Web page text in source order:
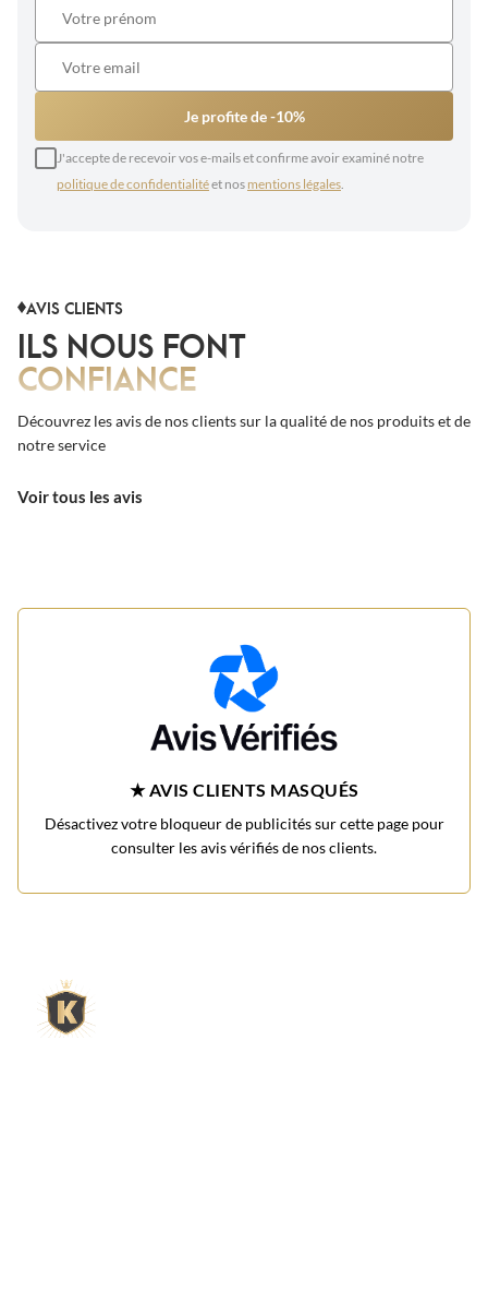
Je profite de -10%
J'accepte de recevoir vos e-mails et confirme avoir examiné notre
politique de confidentialitéet nos mentions légales.
AVIS CLIENTS
ILS NOUS FONT
CONFIANCE
Découvrez les avis de nos clients sur la qualité de nos produits et de
notre service
Voir tous les avis
★ AVIS CLIENTS MASQUÉS
Désactivez votre bloqueur de publicités sur cette page pour
consulter les avis vérifiés de nos clients.